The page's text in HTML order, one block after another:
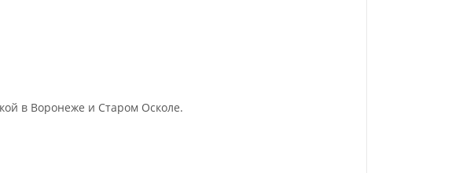
в Воронеже и Старом Осколе.